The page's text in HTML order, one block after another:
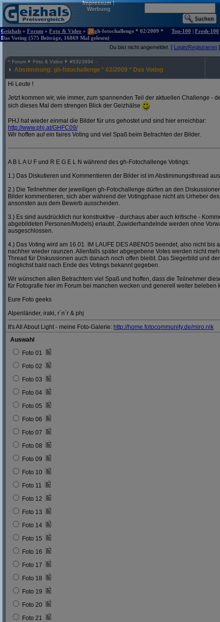
Impressum|
Werbung
Geizhals » Forum » Foto & Video »
gh-fotochallenge * 02/2009 *
Das Voting (575 Beiträge, 16869 Mal gelesen)
Top-100 | Fresh-100
Du bist nicht angemeldet. [ Login/Registrieren ]
^ Forum Foto & Video #5323894
Abstimmung: gh-fotochallenge * 02/2009 * Das Voting
Hi Leute !
Jetzt kommen wir, wie immer, zum spannenden Teil der aktuellen Challenge -
sich dieses Mal dem strengen Blick der Geizhälse
PHJ hat wieder einmal die Bilder für uns gehostet und sind hier erreichbar:
http://www.phj.at/GHFC09/
Wir hoffen auf ein faires Voting und viel Spaß beim Betrachten der Bilder.
A B L A U F und R E G E L N während des gh-Fotochallenge Votings:
1.) Das Diskutieren und Kommentieren der Bilder ist im Abstimmungsthread
2.) Die Teilnehmer der jeweiligen gh-Fotochallenge dürfen an den
Bilder kommentieren, sich aber während der Votingphase nicht als Urheber
ansonsten aus dem Bewerb ausscheiden.
3.) Es sind ausdrücklich nur konstruktive - durchaus aber auch kritische -
abgebildeten Personen/Models) erlaubt. Zuwiderhandelnde werden ohne
ausgeschlossen.
4.) Das Voting wird am 16.01. IM LAUFE DES ABENDS beendet, also nicht bis
nachher wieder raunzen. Allenfalls später abgegebene Votes werden nicht
Thread für Diskussionen auch danach noch offen bleibt. Das Siegerbild und
möglichst bald nach Ende des Votings bekannt gegeben.
Wir wünschen allen Betrachtern viel Spaß und hoffen, dass die Teilnehmer
für Fotografie hier im Forum bei manchen wecken und generell weiter beleben
Eure Foto geeks
Alpenländer, iraki, r´n´r & phj
It's All About Light - meine Foto-Galerie: http://home.fotocommunity.de/miro.nik
Auswahl
Foto 01
Foto 02
Foto 03
Foto 04
Foto 05
Foto 06
Foto 07
Foto 08
Foto 09
Foto 10
Foto 11
Foto 12
Foto 13
Foto 14
Foto 15
Foto 16
Foto 17
Foto 18
Foto 19
Foto 20
Foto 21